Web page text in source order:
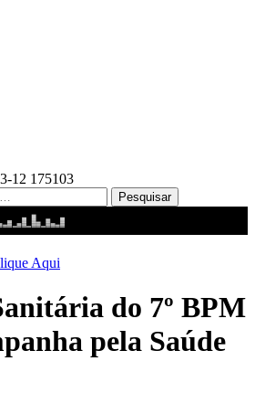
Aqui
do 7º BPM
pela Saúde